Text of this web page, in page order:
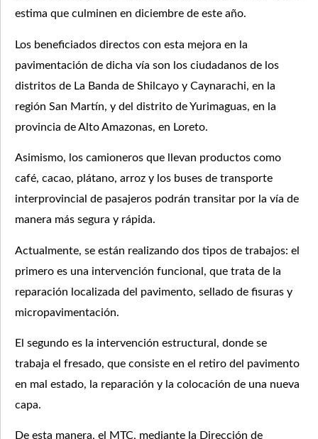
estima que culminen en diciembre de este año.
Los beneficiados directos con esta mejora en la
pavimentación de dicha vía son los ciudadanos de los
distritos de La Banda de Shilcayo y Caynarachi, en la
región San Martín, y del distrito de Yurimaguas, en la
provincia de Alto Amazonas, en Loreto.
Asimismo, los camioneros que llevan productos como
café, cacao, plátano, arroz y los buses de transporte
interprovincial de pasajeros podrán transitar por la vía de
manera más segura y rápida.
Actualmente, se están realizando dos tipos de trabajos: el
primero es una intervención funcional, que trata de la
reparación localizada del pavimento, sellado de fisuras y
micropavimentación.
El segundo es la intervención estructural, donde se
trabaja el fresado, que consiste en el retiro del pavimento
en mal estado, la reparación y la colocación de una nueva
capa.
De esta manera, el MTC, mediante la Dirección de